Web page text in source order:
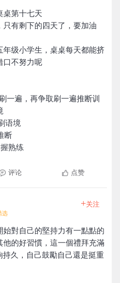
桌第十七天
有剩下的四天了，要加油
年级小学生，桌桌每天都能挤
口不努力呢
一遍，再争取刷一遍推断训
语境
断
熟练
评论 点赞
选
+关注
對自己的堅持力有一點點的
的好習慣，這一個禮拜充滿
久，自己鼓勵自己還是挺重